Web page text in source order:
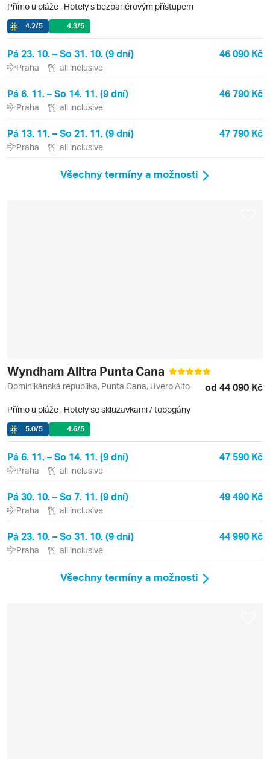
Přímo u pláže , Hotely s bezbariérovým přístupem
4.2/5 4.3/5
Pá 23. 10. – So 31. 10. (9 dní) 46 090 Kč
Praha all inclusive
Pá 6. 11. – So 14. 11. (9 dní) 46 790 Kč
Praha all inclusive
Pá 13. 11. – So 21. 11. (9 dní) 47 790 Kč
Praha all inclusive
Všechny termíny a možnosti
Wyndham Alltra Punta Cana
Dominikánská republika, Punta Cana, Uvero Alto od 44 090 Kč
Přímo u pláže , Hotely se skluzavkami / tobogány
5.0/5 4.6/5
Pá 6. 11. – So 14. 11. (9 dní) 47 590 Kč
Praha all inclusive
Pá 30. 10. – So 7. 11. (9 dní) 49 490 Kč
Praha all inclusive
Pá 23. 10. – So 31. 10. (9 dní) 44 990 Kč
Praha all inclusive
Všechny termíny a možnosti